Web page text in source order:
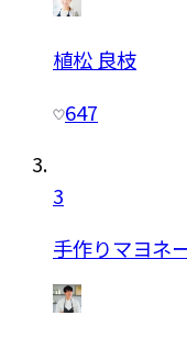
植松 良枝
647
3
手作りマヨネ